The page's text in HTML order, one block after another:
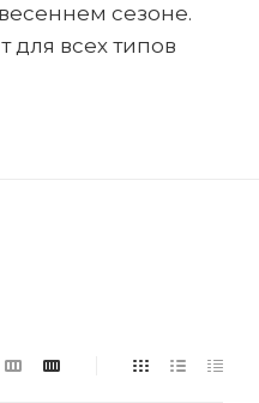
сезоне.
всех типов